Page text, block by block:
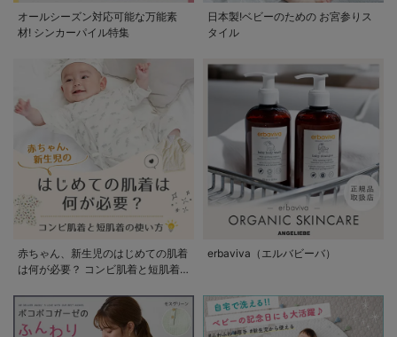
オールシーズン対応可能な万能素
材! シンカーパイル特集
日本製!ベビーのための お宮参りス
タイル
赤ちゃん、新生児のはじめての肌着
は何が必要？ コンビ肌着と短肌着
erbaviva（エルバビーバ）